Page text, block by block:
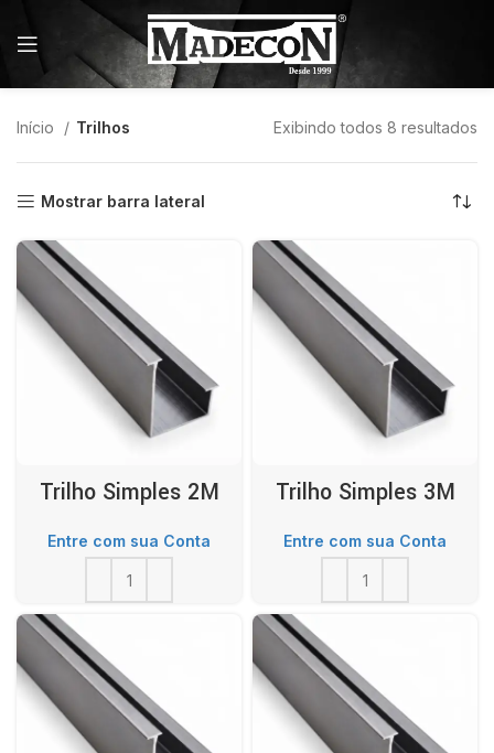
Início Trilhos Exibindo todos 8 resultados
Mostrar barra lateral
Trilho Simples 2M
Entre com sua Conta
Trilho Simples 3M
Entre com sua Conta